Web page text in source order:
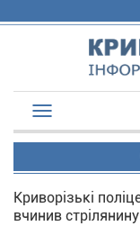
Криворізькі
вчинив стрілянину